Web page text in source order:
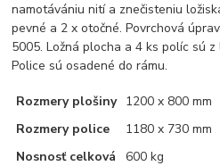
namotávániu nití a znečisteniu
pevné a 2 x otočné. Povrchová
5005. Ložná plocha a 4 ks políc sú
Police sú osadené do rámu.
Rozmery plošiny 1200 x 800 mm
Rozmery police
1180 x 730 mm
Nosnosť celková
600 kg